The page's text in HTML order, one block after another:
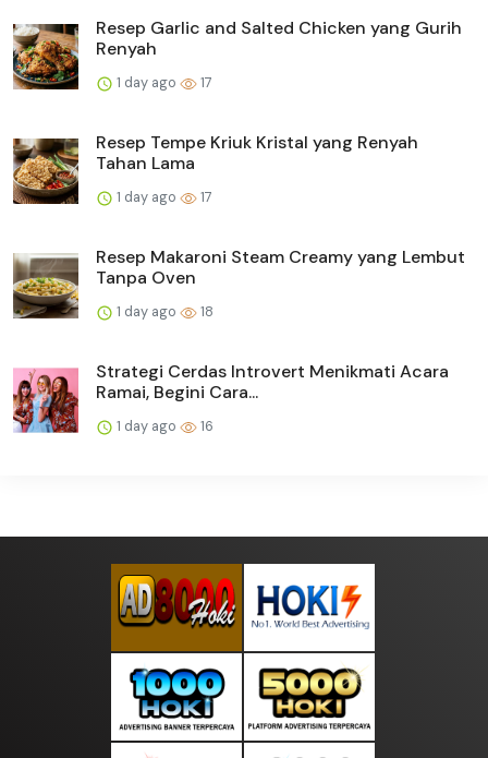
Resep Garlic and Salted Chicken yang Gurih
Renyah
1 day ago 17
Resep Tempe Kriuk Kristal yang Renyah
Tahan Lama
1 day ago 17
Resep Makaroni Steam Creamy yang Lembut
Tanpa Oven
1 day ago 18
Strategi Cerdas Introvert Menikmati Acara
Ramai, Begini Cara...
1 day ago 16